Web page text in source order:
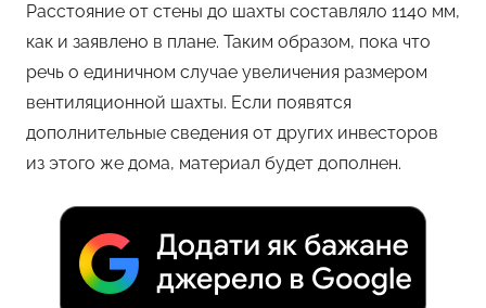
Расстояние от стены до шахты составляло 1140 мм,
как и заявлено в плане. Таким образом, пока что
речь о единичном случае увеличения размером
вентиляционной шахты. Если появятся
дополнительные сведения от других инвесторов
из этого же дома, материал будет дополнен.